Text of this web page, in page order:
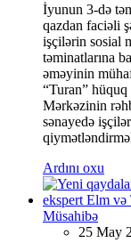
İyunun 3-də
qazdan faciəli
işçilərin sosial
təminatlarına
əməyinin
“Turan”
Mərkəzinin
sənayedə
Ardını oxu
Müsahibə
25 May